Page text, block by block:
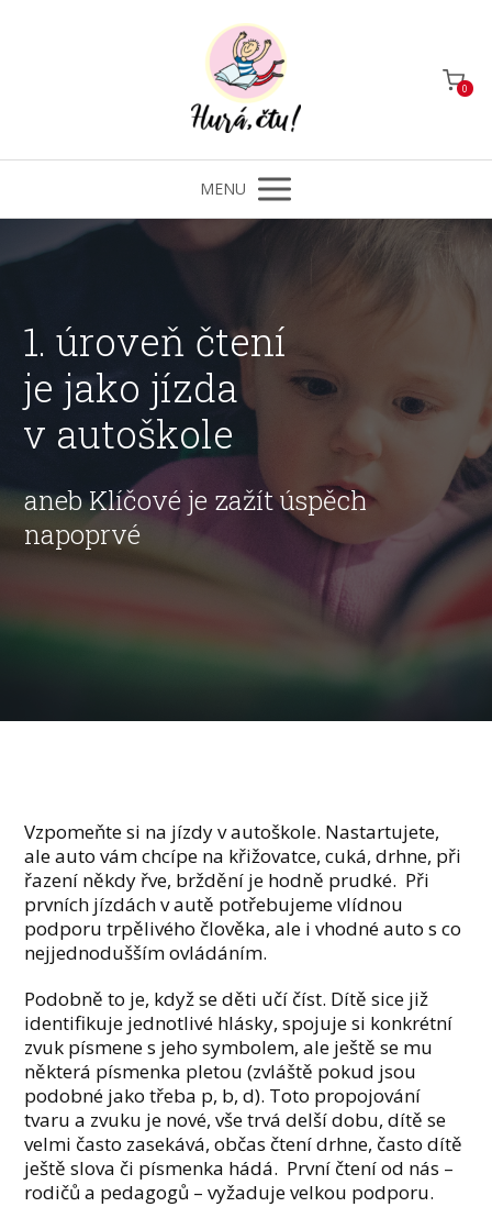
0
MENU
1. úroveň čtení
je jako jízda
v autoškole
aneb Klíčové je zažít úspěch
napoprvé
Vzpomeňte si na jízdy v autoškole. Nastartujete,
ale auto vám chcípe na křižovatce, cuká, drhne, při
řazení někdy řve, brždění je hodně prudké. Při
prvních jízdách v autě potřebujeme vlídnou
podporu trpělivého člověka, ale i vhodné auto s co
nejjednodušším ovládáním.
Podobně to je, když se děti učí číst. Dítě sice již
identifikuje jednotlivé hlásky, spojuje si konkrétní
zvuk písmene s jeho symbolem, ale ještě se mu
některá písmenka pletou (zvláště pokud jsou
podobné jako třeba p, b, d). Toto propojování
tvaru a zvuku je nové, vše trvá delší dobu, dítě se
velmi často zasekává, občas čtení drhne, často dítě
ještě slova či písmenka hádá. První čtení od nás –
rodičů a pedagogů – vyžaduje velkou podporu.